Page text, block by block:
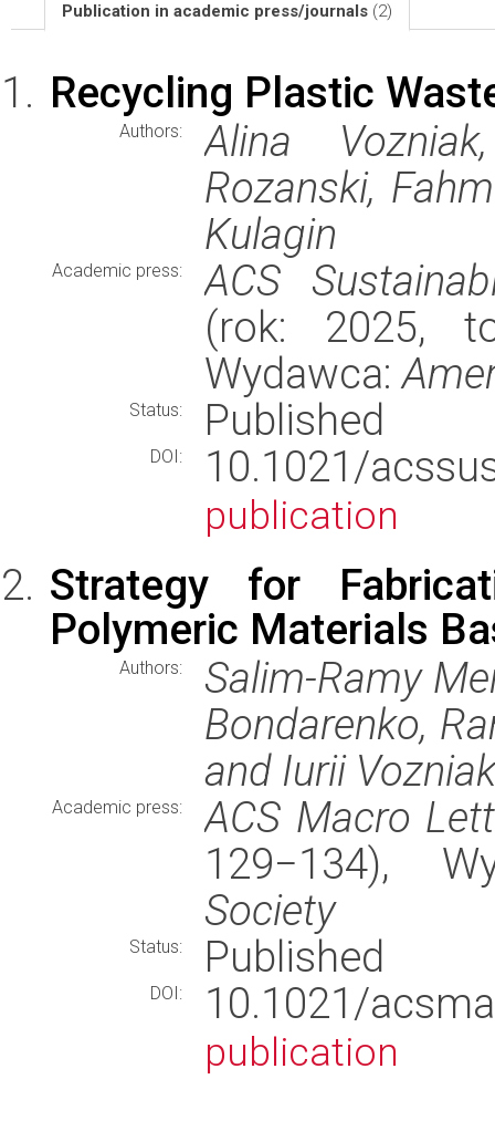
Publication in academic press/journals (2)
Recycling Plastic
Authors:
Alina
Rozanski,
Kulagin
Academic press:
ACS
(rok: 2025,
Wydawca:
Status: Published
DOI: 10.1021/
publication
Strategy for
Polymeric Materials
Authors:
Salim-Ramy
Bondarenko,
and Iurii Vozniak
Academic press:
ACS Macro
129−134),
Society
Status: Published
DOI: 10.1021/
publication